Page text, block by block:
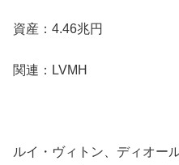
資産：4.46兆円
関連：LVMH
ルイ・ヴィトン、ディオー